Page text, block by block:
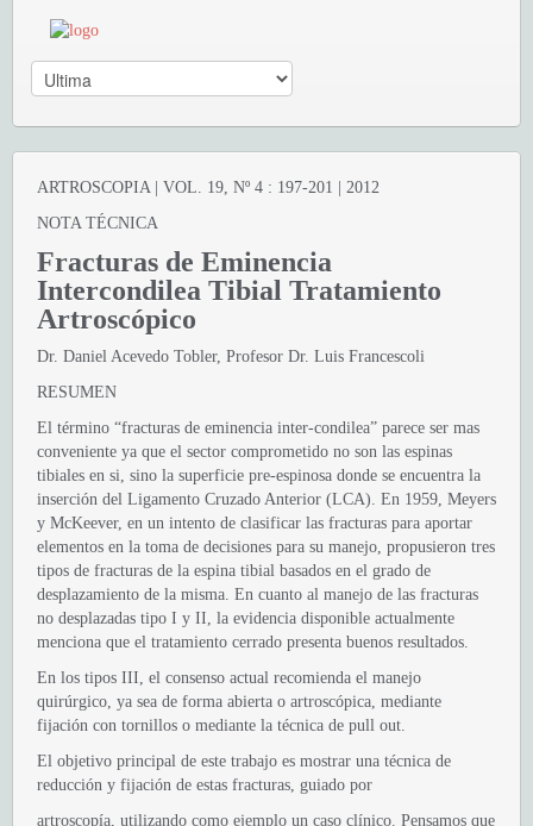
ARTROSCOPIA | VOL. 19, Nº 4 : 197-201 | 2012
NOTA TÉCNICA
Fracturas de Eminencia
Intercondilea Tibial Tratamiento
Artroscópico
Dr. Daniel Acevedo Tobler, Profesor Dr. Luis Francescoli
RESUMEN
El término “fracturas de eminencia inter-condilea” parece ser mas
conveniente ya que el sector comprometido no son las espinas
tibiales en si, sino la superficie pre-espinosa donde se encuentra la
inserción del Ligamento Cruzado Anterior (LCA). En 1959, Meyers
y McKeever, en un intento de clasificar las fracturas para aportar
elementos en la toma de decisiones para su manejo, propusieron tres
tipos de fracturas de la espina tibial basados en el grado de
desplazamiento de la misma. En cuanto al manejo de las fracturas
no desplazadas tipo I y II, la evidencia disponible actualmente
menciona que el tratamiento cerrado presenta buenos resultados.
En los tipos III, el consenso actual recomienda el manejo
quirúrgico, ya sea de forma abierta o artroscópica, mediante
fijación con tornillos o mediante la técnica de pull out.
El objetivo principal de este trabajo es mostrar una técnica de
reducción y fijación de estas fracturas, guiado por
artroscopía, utilizando como ejemplo un caso clínico. Pensamos que